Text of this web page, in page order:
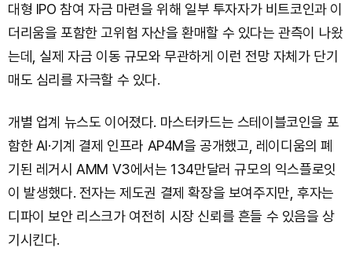
대형 IPO 참여 자금 마련을 위해 일부 투자자가 비트코인과 이
더리움을 포함한 고위험 자산을 환매할 수 있다는 관측이 나왔
는데, 실제 자금 이동 규모와 무관하게 이런 전망 자체가 단기
매도 심리를 자극할 수 있다.
개별 업계 뉴스도 이어졌다. 마스터카드는 스테이블코인을 포
함한 AI·기계 결제 인프라 AP4M을 공개했고, 레이디움의 폐
기된 레거시 AMM V3에서는 134만달러 규모의 익스플로잇
이 발생했다. 전자는 제도권 결제 확장을 보여주지만, 후자는
디파이 보안 리스크가 여전히 시장 신뢰를 흔들 수 있음을 상
기시킨다.